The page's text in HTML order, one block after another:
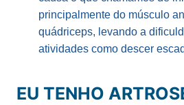
principalmente do músculo
quádriceps, levando a
atividades como descer
EU TENHO